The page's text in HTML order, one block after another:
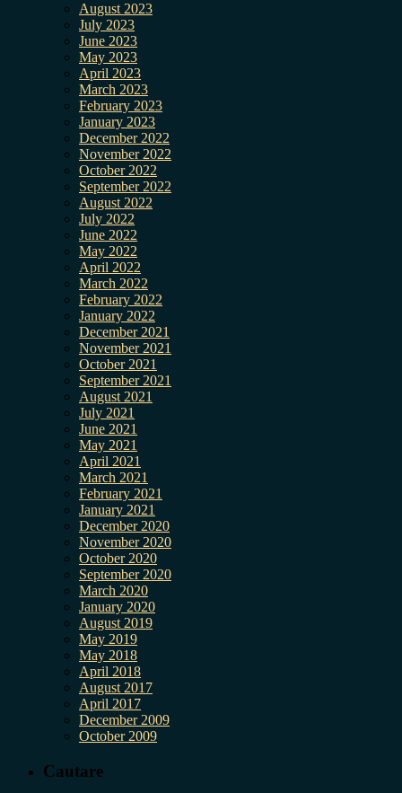
August 2023
July 2023
June 2023
May 2023
April 2023
March 2023
February 2023
January 2023
December 2022
November 2022
October 2022
September 2022
August 2022
July 2022
June 2022
May 2022
April 2022
March 2022
February 2022
January 2022
December 2021
November 2021
October 2021
September 2021
August 2021
July 2021
June 2021
May 2021
April 2021
March 2021
February 2021
January 2021
December 2020
November 2020
October 2020
September 2020
March 2020
January 2020
August 2019
May 2019
May 2018
April 2018
August 2017
April 2017
December 2009
October 2009
Cautare